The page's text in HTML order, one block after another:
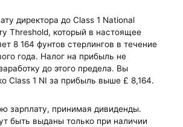
директора до Class 1 National
Threshold, который в настоящее
8 164 фунтов стерлингов в течение
года. Налог на прибыль не
до этого предела. Вы
Class 1 NI за прибыль выше £ 8,164.
зарплату, принимая дивиденды.
быть выданы только при наличии